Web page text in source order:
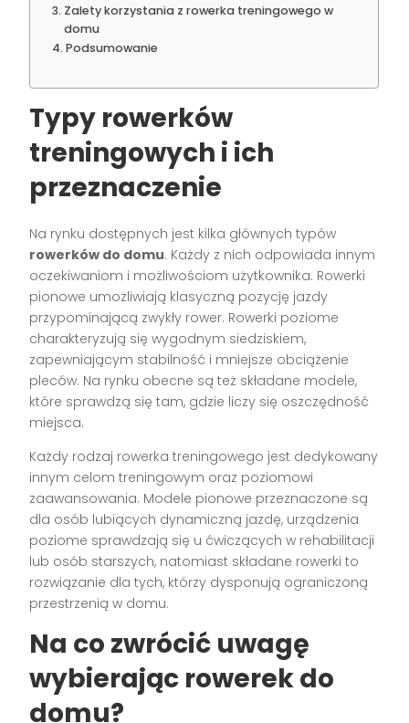
Zalety korzystania z rowerka treningowego w
domu
Podsumowanie
Typy rowerków
treningowych i ich
przeznaczenie
Na rynku dostępnych jest kilka głównych typów
rowerków do domu. Każdy z nich odpowiada innym
oczekiwaniom i możliwościom użytkownika. Rowerki
pionowe umożliwiają klasyczną pozycję jazdy
przypominającą zwykły rower. Rowerki poziome
charakteryzują się wygodnym siedziskiem,
zapewniającym stabilność i mniejsze obciążenie
pleców. Na rynku obecne są też składane modele,
które sprawdzą się tam, gdzie liczy się oszczędność
miejsca.
Każdy rodzaj rowerka treningowego jest dedykowany
innym celom treningowym oraz poziomowi
zaawansowania. Modele pionowe przeznaczone są
dla osób lubiących dynamiczną jazdę, urządzenia
poziome sprawdzają się u ćwiczących w rehabilitacji
lub osób starszych, natomiast składane rowerki to
rozwiązanie dla tych, którzy dysponują ograniczoną
przestrzenią w domu.
Na co zwrócić uwagę
wybierając rowerek do
domu?